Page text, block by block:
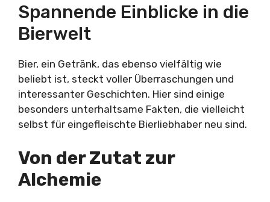
Spannende Einblicke in die
Bierwelt
Bier, ein Getränk, das ebenso vielfältig wie
beliebt ist, steckt voller Überraschungen und
interessanter Geschichten. Hier sind einige
besonders unterhaltsame Fakten, die vielleicht
selbst für eingefleischte Bierliebhaber neu sind.
Von der Zutat zur
Alchemie